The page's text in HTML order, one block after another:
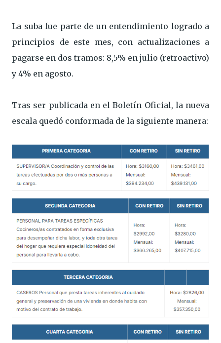
La suba fue parte de un entendimiento logrado a
principios de este mes, con actualizaciones a
pagarse en dos tramos: 8,5% en julio (retroactivo)
y 4% en agosto.
Tras ser publicada en el Boletín Oficial, la nueva
escala quedó conformada de la siguiente manera: